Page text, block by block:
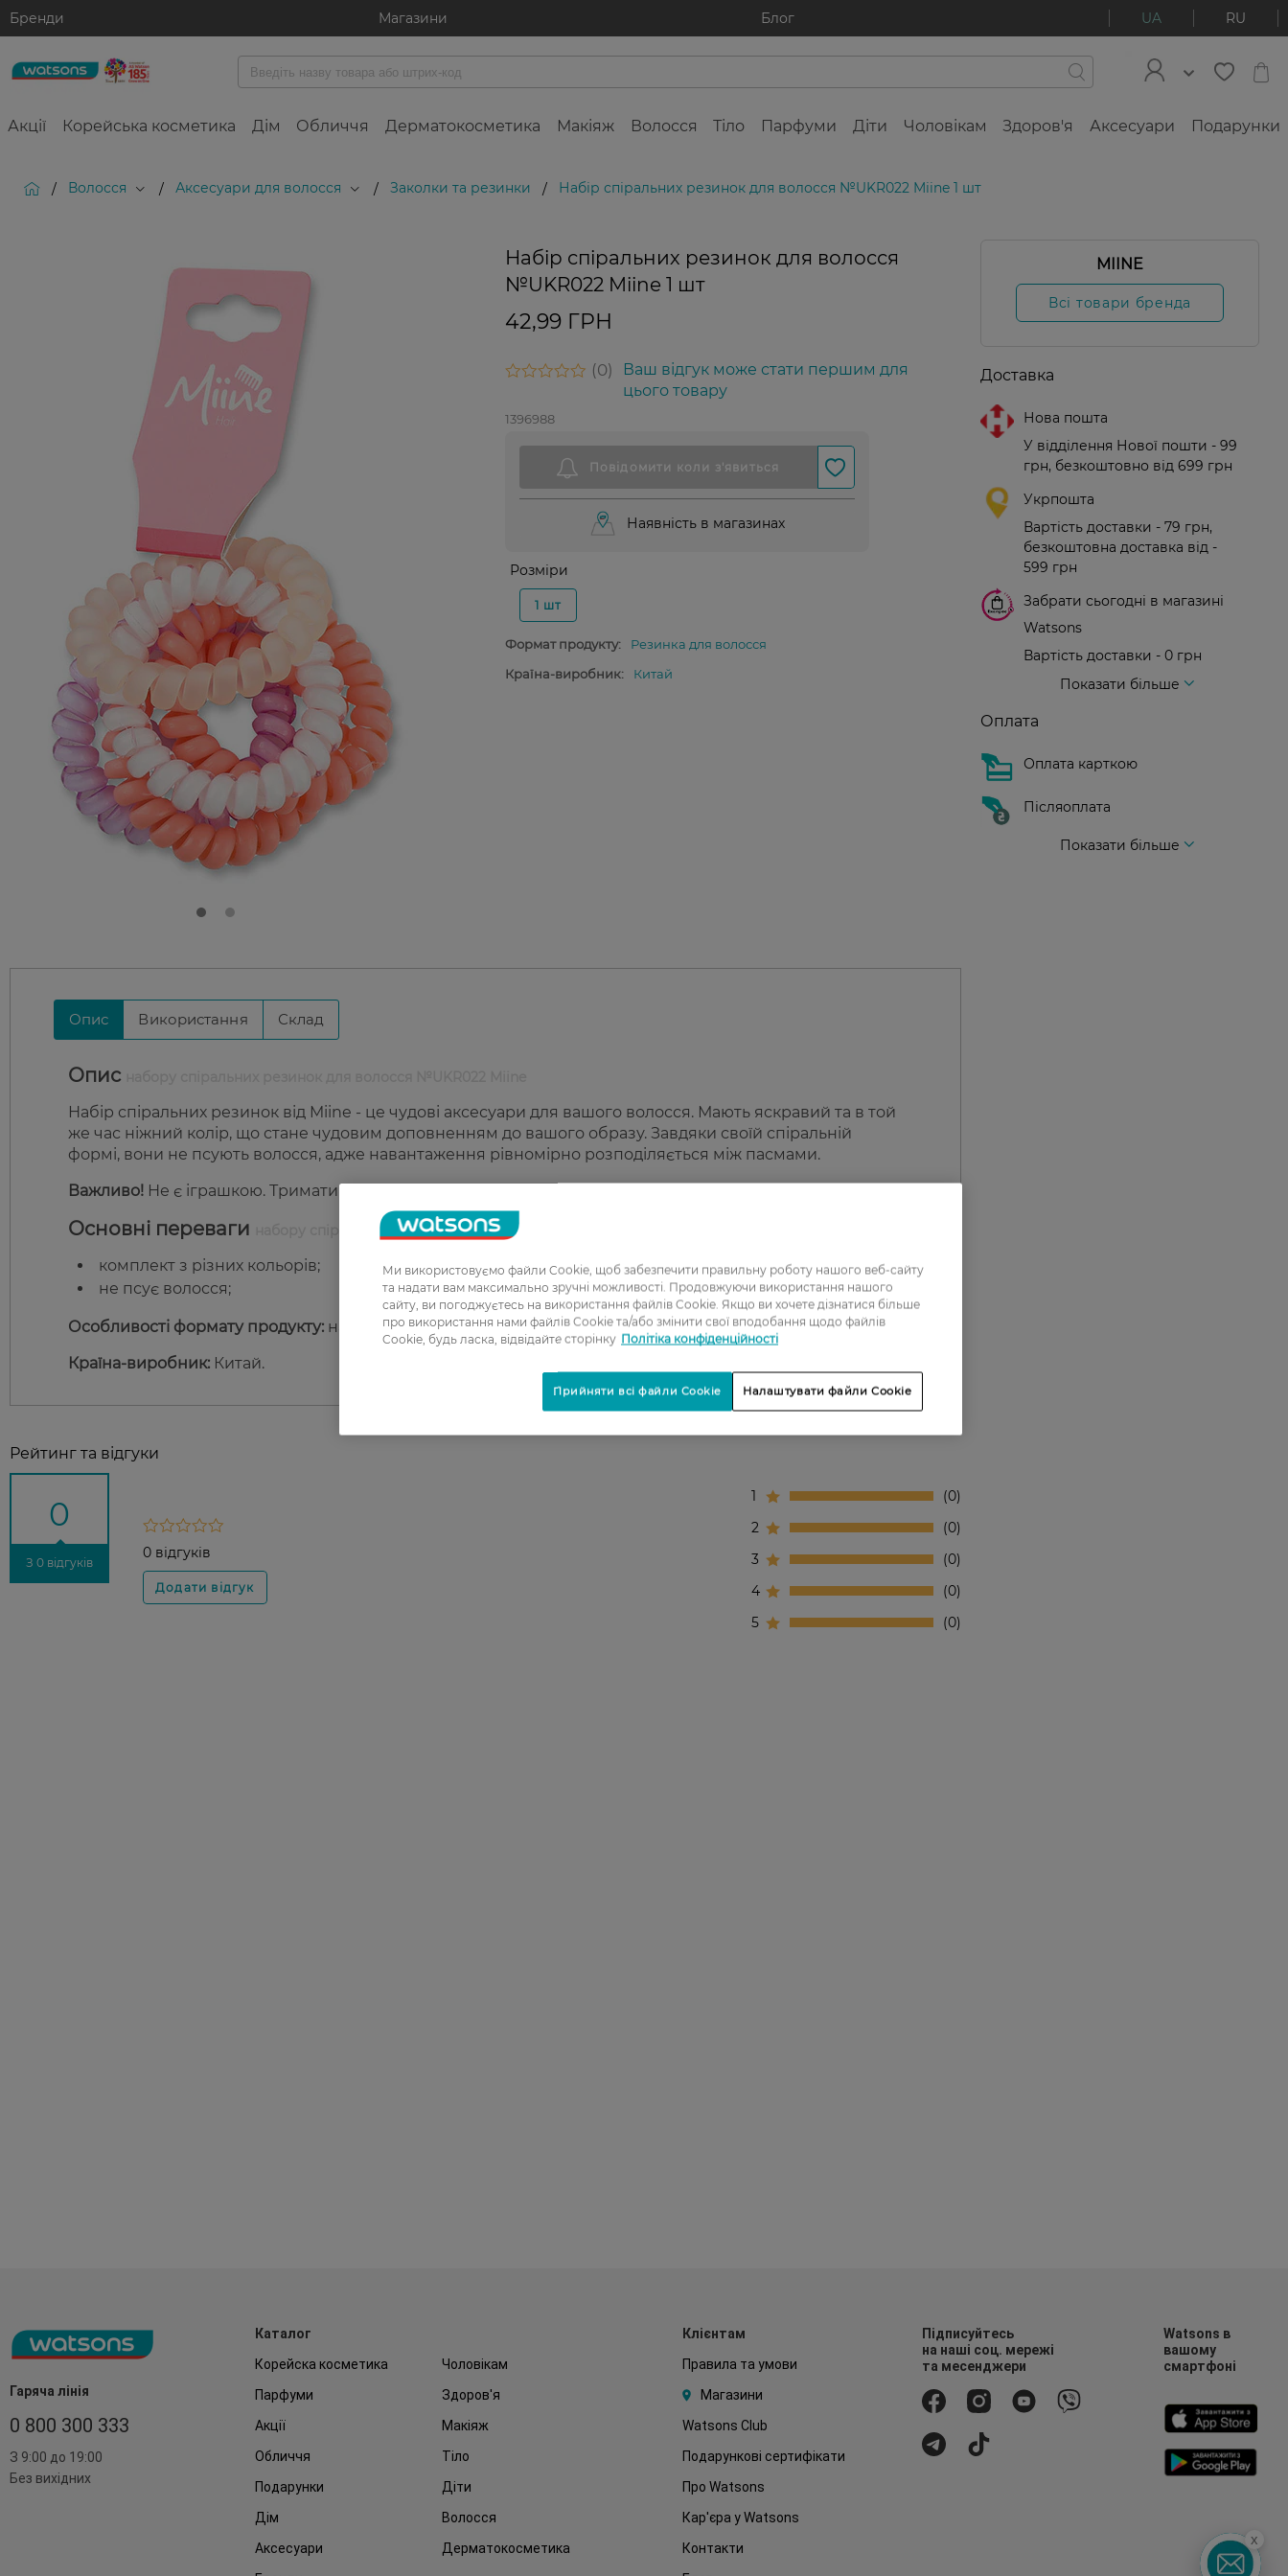
Бренди Магазини Блог UA RU
Акції Корейська косметика Дім Обличчя Дерматокосметика Макіяж Волосся Тіло Парфуми Діти Чоловікам Здоров'я Аксесуари Подарунки
/ Волосся / Аксесуари для волосся / Заколки та резинки / Набір спіральних резинок для волосся №UKR022 Miine 1 шт
Набір спіральних резинок для волосся
№UKR022 Miine 1 шт
42,99 ГРН
0
Ваш відгук може стати першим для
цього товару
1396988
Наявність в магазинах
Розміри
1 шт
Формат продукту:
Резинка для волосся
Країна-виробник:
Китай
Опис Використання Склад
Опис
Набір спіральних резинок від Miine - це чудові аксесуари для вашого волосся. Мають яскравий та в той
же час ніжний колір, що стане чудовим доповненням до вашого образу. Завдяки своїй спіральній
формі, вони не псують волосся, адже навантаження рівномірно розподіляється між пасмами.
Важливо! Не є іграшкою. Тримати подалі від дітей.
Основні переваги набору спіральних резинок для волосся №UKR022 Miine:
комплект з різних кольорів;
не псує волосся;
Особливості формату продукту: набір містить 6 резинок.
Країна-виробник: Китай.
Рейтинг та відгуки
0
З 0 відгуків
0 відгуків
1
0
2
0
3
0
4
0
5
0
MIINE
Всі товари бренда
Доставка
Нова пошта
У відділення Нової пошти - 99
грн, безкоштовно від 699 грн
Укрпошта
Вартість доставки - 79 грн,
безкоштовна доставка від -
599 грн
Забрати сьогодні в магазині
Watsons
Вартість доставки - 0 грн
Показати більше
Оплата
Оплата карткою
Післяоплата
Показати більше
Гаряча лінія
0 800 300 333
З 9:00 до 19:00
Без вихідних
Каталог
Корейска косметика
Чоловікам
Парфуми
Здоров'я
Акції
Макіяж
Обличчя
Тіло
Подарунки
Діти
Дім
Волосся
Аксесуари
Дерматокосметика
Клієнтам
Правила та умови
Магазини
Watsons Club
Подарункові сертифікати
Про Watsons
Кар'єра у Watsons
Контакти
Підписуйтесь
на наші соц. мережі
та месенджери
Watsons в
вашому
смартфоні
x
Ми використовуємо файли Cookie, щоб забезпечити правильну роботу нашого веб-сайту
та надати вам максимально зручні можливості. Продовжуючи використання нашого
сайту, ви погоджуєтесь на використання файлів Cookie. Якщо ви хочете дізнатися більше
про використання нами файлів Cookie та/або змінити свої вподобання щодо файлів
Cookie, будь ласка, відвідайте сторінку Політіка конфіденційності
Налаштувати файли Cookie
Прийняти всі файли Cookie